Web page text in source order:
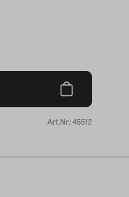
Art.Nr.: 45512